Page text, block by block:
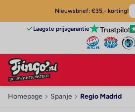
Nieuwsbrief: €35,- korting!
Laagste prijsgarantie
Homepage Spanje Regio Madrid